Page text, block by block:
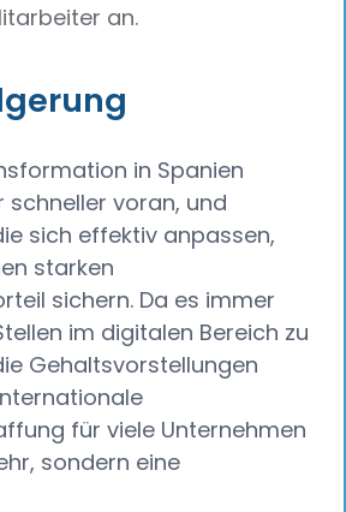
an.
in Spanien
voran, und
sich effektiv anpassen,
starken
sichern. Da es immer
im digitalen Bereich zu
Gehaltsvorstellungen
für viele Unternehmen
sondern eine